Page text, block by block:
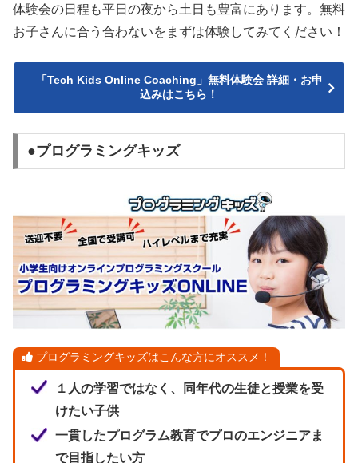
体験会の日程も平日の夜から土日も豊富にあります。無料
お子さんに合う合わないをまずは体験してみてください！
「Tech Kids Online Coaching」無料体験会 詳細・お申
込みはこちら！
●プログラミングキッズ
プログラミングキッズはこんな方にオススメ！
１人の学習ではなく、同年代の生徒と授業を受
けたい子供
一貫したプログラム教育でプロのエンジニアま
で目指したい方